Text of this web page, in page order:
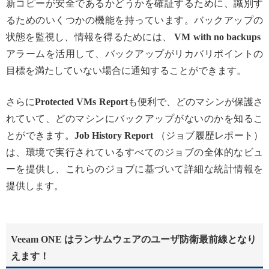
新コピーが安全であるかどうかを確証するために、識別す
るためのいくつかの機能を持っています。バックアップの
状態を監視し、情報を得るためには、VM with no backups
アラームを活用して、バックアップがリカバリポイントの
目標を満たしていない場合に通知することができます。
さらにProtected VMs Reportも便利で、どのマシンが保護さ
れていて、どのマシンにバックアップがないのかを知るこ
とができます。 Job History Report
（ジョブ履歴レポート）
は、環境で実行されているすべてのジョブの全体的なビュ
ーを提供し、これらのジョブに基づいて詳細な統計情報を
提供します。
Veeam ONE はランサムウェアのユーザ防衛最前線となり
えます！